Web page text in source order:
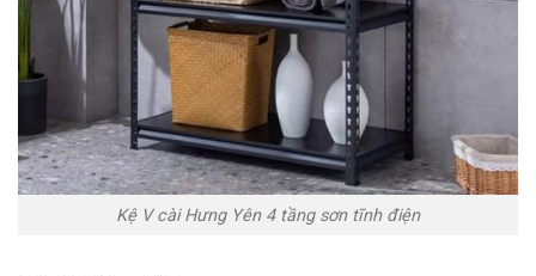
Kệ V cài Hưng Yên 4 tầng sơn tĩnh điện